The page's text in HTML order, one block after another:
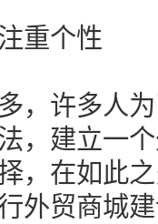
重个性
，许多人
，建立一
，在如此
外贸商城